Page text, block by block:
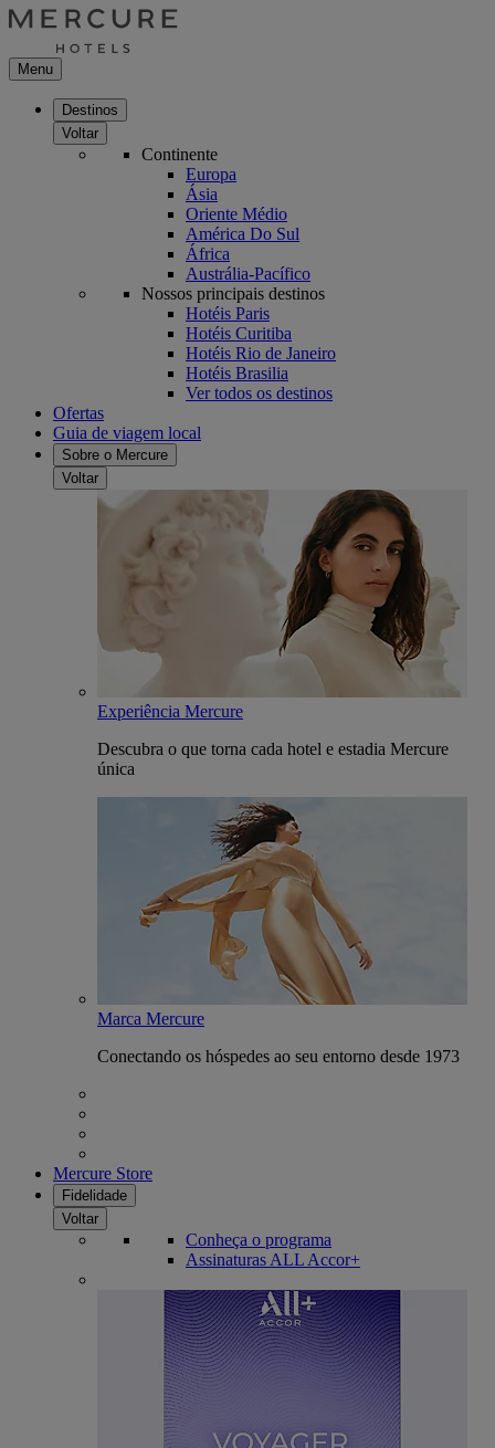
Menu
Destinos
Voltar
Continente
Europa
Ásia
Oriente Médio
América Do Sul
África
Austrália-Pacífico
Nossos principais destinos
Hotéis Paris
Hotéis Curitiba
Hotéis Rio de Janeiro
Hotéis Brasilia
Ver todos os destinos
Ofertas
Guia de viagem local
Sobre o Mercure
Voltar
Experiência Mercure
Descubra o que torna cada hotel e estadia Mercure
única
Marca Mercure
Conectando os hóspedes ao seu entorno desde 1973
Mercure Store
Fidelidade
Voltar
Conheça o programa
Assinaturas ALL Accor+